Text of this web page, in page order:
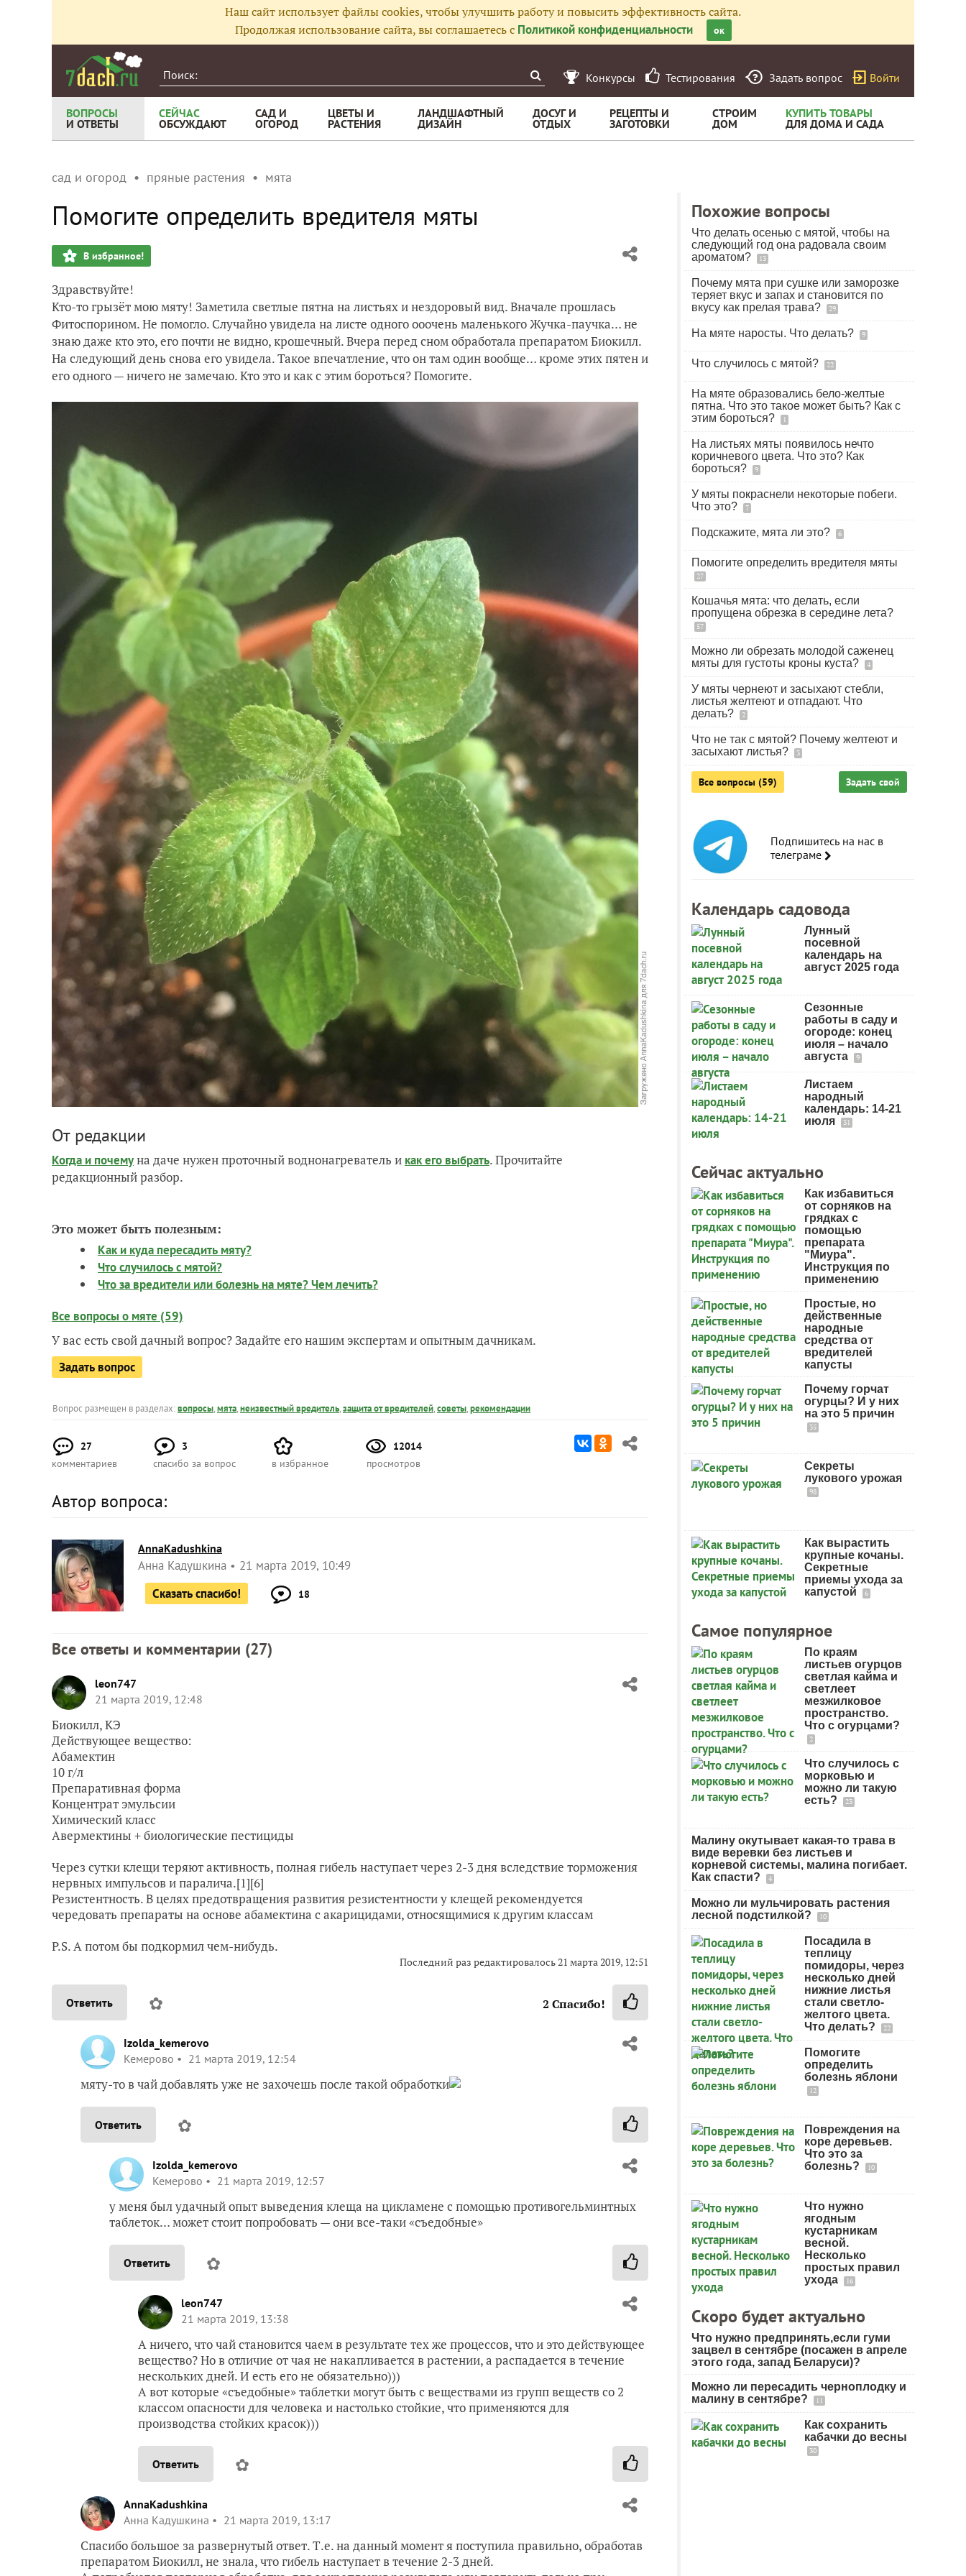
Наш сайт использует файлы cookies, чтобы улучшить работу и повысить эффективность сайта.
Продолжая использование сайта, вы соглашаетесь с Политикой конфиденциальности ок
Конкурсы Тестирования Задать вопрос Войти
ВОПРОСЫ
И ОТВЕТЫ
СЕЙЧАС
ОБСУЖДАЮТ
САД И
ОГОРОД
ЦВЕТЫ И
РАСТЕНИЯ
ЛАНДШАФТНЫЙ
ДИЗАЙН
ДОСУГ И
ОТДЫХ
РЕЦЕПТЫ И
ЗАГОТОВКИ
СТРОИМ
ДОМ
КУПИТЬ ТОВАРЫ
ДЛЯ ДОМА И САДА
сад и огород пряные растения мята
Помогите определить вредителя мяты
В избранное!
Здравствуйте!
Кто-то грызёт мою мяту! Заметила светлые пятна на листьях и нездоровый вид. Вначале прошлась
Фитоспорином. Не помогло. Случайно увидела на листе одного ооочень маленького Жучка-паучка… не
знаю даже кто это, его почти не видно, крошечный. Вчера перед сном обработала препаратом Биокилл.
На следующий день снова его увидела. Такое впечатление, что он там один вообще… кроме этих пятен и
его одного — ничего не замечаю. Кто это и как с этим бороться? Помогите.
От редакции
Когда и почемуна даче нужен проточный воднонагреватель и как его выбрать. Прочитайте
редакционный разбор.
Это может быть полезным:
Как и куда пересадить мяту?
Что случилось с мятой?
Что за вредители или болезнь на мяте? Чем лечить?
Все вопросы о мяте (59)
У вас есть свой дачный вопрос? Задайте его нашим экспертам и опытным дачникам.
Задать вопрос
Вопрос размещен в разделах:вопросы,мята,неизвестный вредитель,защита от вредителей,советы,рекомендации
27
комментариев
3
спасибо за вопрос
в избранное
12014
просмотров
Автор вопроса:
AnnaKadushkina
Анна Кадушкина
21 марта 2019, 10:49
Сказать спасибо!
18
Все ответы и комментарии (27)
leon747
21 марта 2019, 12:48
Биокилл, КЭ
Действующее вещество:
Абамектин
10 г/л
Препаративная форма
Концентрат эмульсии
Химический класс
Авермектины + биологические пестициды
Через сутки клещи теряют активность, полная гибель наступает через 2-3 дня вследствие торможения
нервных импульсов и паралича.[1][6]
Резистентность. В целях предотвращения развития резистентности у клещей рекомендуется
чередовать препараты на основе абамектина с акарицидами, относящимися к другим классам
P.S. А потом бы подкормил чем-нибудь.
Последний раз редактировалось21 марта 2019, 12:51
Ответить ✿ 2 Спасибо!
Izolda_kemerovo
Кемерово
21 марта 2019, 12:54
мяту-то в чай добавлять уже не захочешь после такой обработки
Ответить ✿
Izolda_kemerovo
Кемерово
21 марта 2019, 12:57
у меня был удачный опыт выведения клеща на цикламене с помощью противогельминтных
таблеток… может стоит попробовать — они все-таки «съедобные»
Ответить ✿
leon747
21 марта 2019, 13:38
А ничего, что чай становится чаем в результате тех же процессов, что и это действующее
вещество? Но в отличие от чая не накапливается в растении, а распадается в течение
нескольких дней. И есть его не обязательно)))
А вот которые «съедобные» таблетки могут быть с веществами из групп веществ со 2
классом опасности для человека и настолько стойкие, что применяются для
производства стойких красок)))
Ответить ✿
AnnaKadushkina
Анна Кадушкина
21 марта 2019, 13:17
Спасибо большое за развернутый ответ. Т.е. на данный момент я поступила правильно, обработав
препаратом Биокилл, не знала, что гибель наступает в течение 2-3 дней.
Похожие вопросы
Что делать осенью с мятой, чтобы на
следующий год она радовала своим
ароматом?
13
Почему мята при сушке или заморозке
теряет вкус и запах и становится по
вкусу как прелая трава?
29
На мяте наросты. Что делать? 9
Что случилось с мятой? 22
На мяте образовались бело-желтые
пятна. Что это такое может быть? Как с
этим бороться?
1
На листьях мяты появилось нечто
коричневого цвета. Что это? Как
бороться?
9
У мяты покраснели некоторые побеги.
Что это?
7
Подскажите, мята ли это? 6
Помогите определить вредителя мяты
27
Кошачья мята: что делать, если
пропущена обрезка в середине лета?
57
Можно ли обрезать молодой саженец
мяты для густоты кроны куста?
4
У мяты чернеют и засыхают стебли,
листья желтеют и отпадают. Что
делать?
2
Что не так с мятой? Почему желтеют и
засыхают листья?
3
Все вопросы (59) Задать свой
Подпишитесь на нас в
телеграме
Календарь садовода
Лунный
посевной
календарь на
август 2025 года
Сезонные
работы в саду и
огороде: конец
июля – начало
августа
9
Листаем
народный
календарь: 14-21
июля
31
Сейчас актуально
Как избавиться
от сорняков на
грядках с
помощью
препарата
"Миура".
Инструкция по
применению
Простые, но
действенные
народные
средства от
вредителей
капусты
Почему горчат
огурцы? И у них
на это 5 причин
35
Секреты
лукового урожая
98
Как вырастить
крупные кочаны.
Секретные
приемы ухода за
капустой
6
Самое популярное
По краям
листьев огурцов
светлая кайма и
светлеет
мезжилковое
пространство.
Что с огурцами?
2
Что случилось с
морковью и
можно ли такую
есть?
23
Малину окутывает какая-то трава в
виде веревки без листьев и
корневой системы, малина погибает.
Как спасти?
4
Можно ли мульчировать растения
лесной подстилкой?
10
Посадила в
теплицу
помидоры, через
несколько дней
нижние листья
стали светло-
желтого цвета.
Что делать?
22
Помогите
определить
болезнь яблони
12
Повреждения на
коре деревьев.
Что это за
болезнь?
10
Что нужно
ягодным
кустарникам
весной.
Несколько
простых правил
ухода
16
Скоро будет актуально
Что нужно предпринять,если гуми
зацвел в сентябре (посажен в апреле
этого года, запад Беларуси)?
Можно ли пересадить черноплодку и
малину в сентябре?
11
Как сохранить
кабачки до весны
30